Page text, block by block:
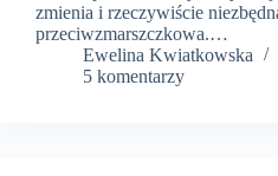
zmienia i rzeczywiście
przeciwzmarszczkowa.…
Ewelina Kwiatkowska
5 komentarzy